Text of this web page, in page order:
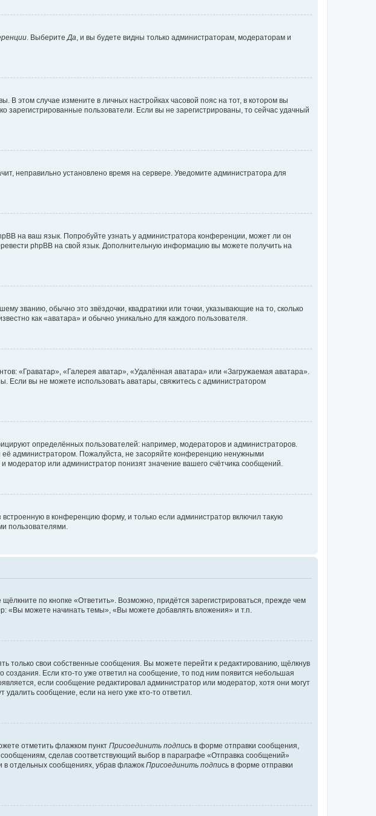
. Выберите Да , и вы будете видны только администраторам, модераторам и
В этом случае измените в личных настройках часовой пояс на тот, в котором вы
зарегистрированные пользователи. Если вы не зарегистрированы, то сейчас удачный
неправильно установлено время на сервере. Уведомите администратора для
на ваш язык. Попробуйте узнать у администратора конференции, может ли он
phpBB на свой язык. Дополнительную информацию вы можете получить на
званию, обычно это звёздочки, квадратики или точки, указывающие на то, сколько
как «аватара» и обычно уникально для каждого пользователя.
«Граватар», «Галерея аватар», «Удалённая аватара» или «Загружаемая аватара».
Если вы не можете использовать аватары, свяжитесь с администратором
определённых пользователей: например, модераторов и администраторов.
администратором. Пожалуйста, не засоряйте конференцию ненужными
или администратор понизят значение вашего счётчика сообщений.
в конференцию форму, и только если администратор включил такую
пользователями.
по кнопке «Ответить». Возможно, придётся зарегистрироваться, прежде чем
«Вы можете начинать темы», «Вы можете добавлять вложения» и т.п.
только свои собственные сообщения. Вы можете перейти к редактированию, щёлкнув
создания. Если кто-то уже ответил на сообщение, то под ним появится небольшая
если сообщение редактировал администратор или модератор, хотя они могут
сообщение, если на него уже кто-то ответил.
отметить флажком пункт Присоединить подпись в форме отправки сообщения,
сделав соответствующий выбор в параграфе «Отправка сообщений»
в отдельных сообщениях, убрав флажок Присоединить подпись в форме отправки